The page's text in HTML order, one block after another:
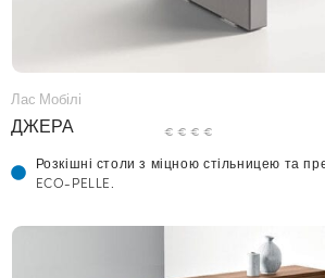
Лас Мобілі
ДЖЕРА € € € €
Розкішні столи з міцною стільницею та
ECO-PELLE.